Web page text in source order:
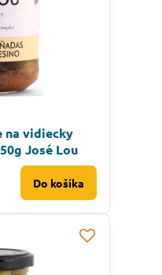
na vidiecky
José Lou
Do košíka